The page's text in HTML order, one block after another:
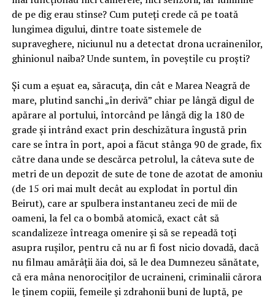
de pe dig erau stinse? Cum puteți crede că pe toată
lungimea digului, dintre toate sistemele de
supraveghere, niciunul nu a detectat drona ucrainenilor,
ghinionul naiba? Unde suntem, în poveștile cu proști?
Și cum a eșuat ea, săracuța, din cât e Marea Neagră de
mare, plutind sanchi „în derivă” chiar pe lângă digul de
apărare al portului, întorcând pe lângă dig la 180 de
grade și intrând exact prin deschizătura îngustă prin
care se întra în port, apoi a făcut stânga 90 de grade, fix
către dana unde se descărca petrolul, la câteva sute de
metri de un depozit de sute de tone de azotat de amoniu
(de 15 ori mai mult decât au explodat în portul din
Beirut), care ar spulbera instantaneu zeci de mii de
oameni, la fel ca o bombă atomică, exact cât să
scandalizeze întreaga omenire și să se repeadă toți
asupra rușilor, pentru că nu ar fi fost nicio dovadă, dacă
nu filmau amărâții ăia doi, să le dea Dumnezeu sănătate,
că era mâna nenorociților de ucraineni, criminalii cărora
le ținem copiii, femeile și zdrahonii buni de luptă, pe